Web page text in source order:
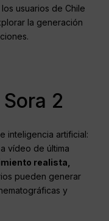
usuarios de Chile
la generación
2
inteligencia artificial:
vídeo de última
realista,
pueden generar
y